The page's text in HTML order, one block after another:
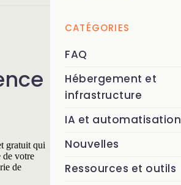
gratuit qui
de votre
de
CATÉGORIES
FAQ
Hébergement et
infrastructure
IA et automatisation
Nouvelles
Ressources et outils